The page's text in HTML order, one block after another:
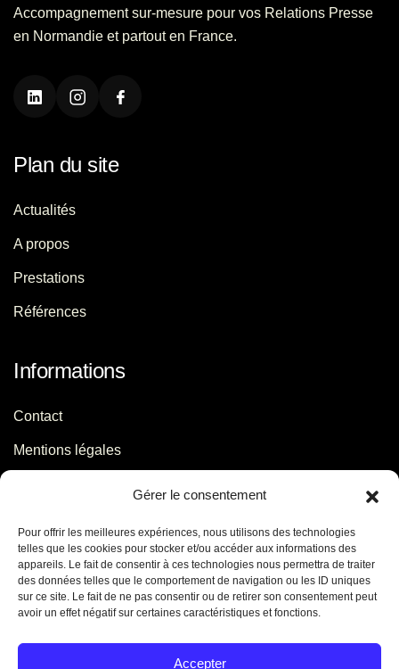
Gérer le consentement
Pour offrir les meilleures expériences, nous utilisons des technologies
telles que les cookies pour stocker et/ou accéder aux informations des
appareils. Le fait de consentir à ces technologies nous permettra de traiter
des données telles que le comportement de navigation ou les ID uniques
sur ce site. Le fait de ne pas consentir ou de retirer son consentement peut
avoir un effet négatif sur certaines caractéristiques et fonctions.
Accepter
Accompagnement sur-mesure pour vos Relations Presse
en Normandie et partout en France.
Plan du site
Actualités
A propos
Prestations
Références
Informations
Contact
Mentions légales
Contact
06 29 56 64 44
contact[@]jb-conseils.fr
Caen - Normandie - France